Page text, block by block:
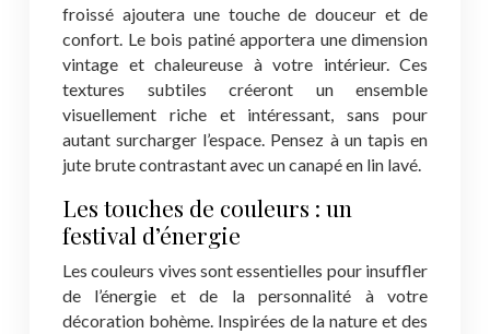
froissé ajoutera une touche de douceur et de
confort. Le bois patiné apportera une dimension
vintage et chaleureuse à votre intérieur. Ces
textures subtiles créeront un ensemble
visuellement riche et intéressant, sans pour
autant surcharger l’espace. Pensez à un tapis en
jute brute contrastant avec un canapé en lin lavé.
Les touches de couleurs : un
festival d’énergie
Les couleurs vives sont essentielles pour insuffler
de l’énergie et de la personnalité à votre
décoration bohème. Inspirées de la nature et des